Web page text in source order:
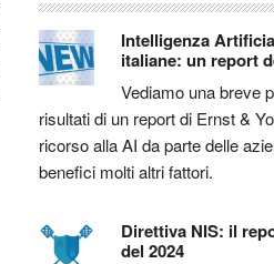
Intelligenza
italiane: un report
Vediamo una breve
risultati di un report di Ernst &
ricorso alla AI da parte delle
benefici molti altri fattori.
Direttiva NIS: il
del 2024